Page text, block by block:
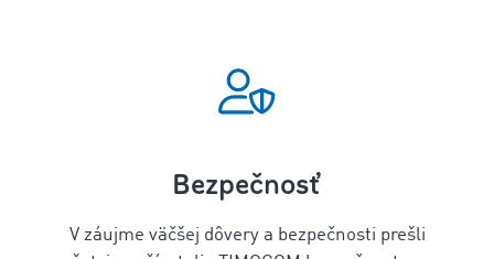
Bezpečnosť
V záujme väčšej dôvery a bezpečnosti prešli